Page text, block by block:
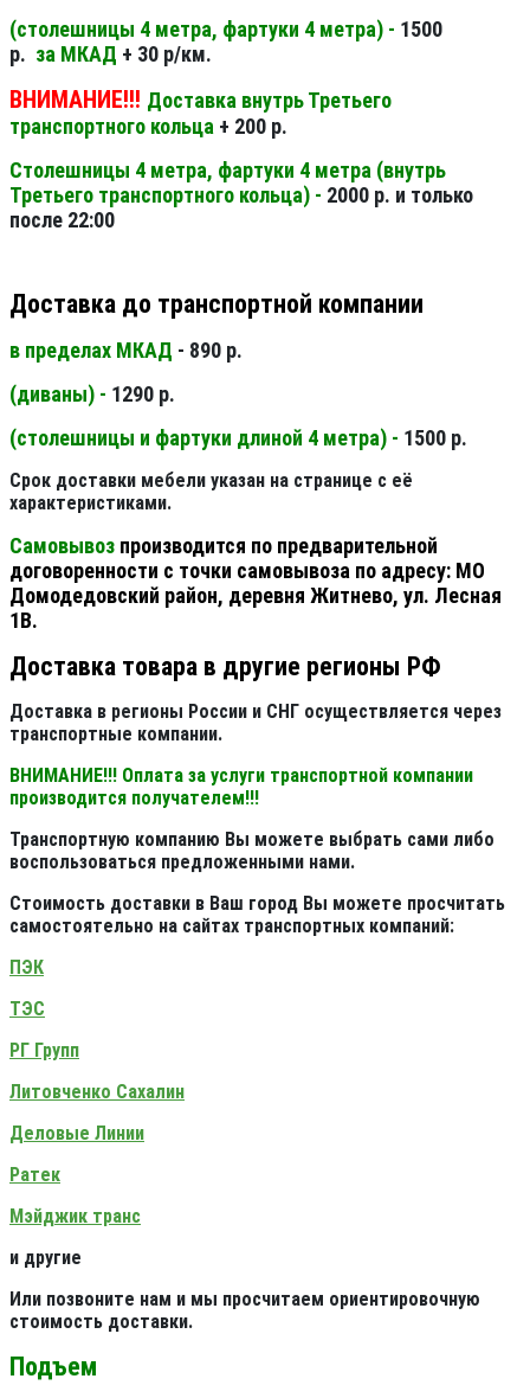
(столешницы 4 метра, фартуки 4 метра) - 1500
р. за МКАД + 30 р/км.
ВНИМАНИЕ!!! Доставка внутрь Третьего
транспортного кольца + 200 р.
Столешницы 4 метра, фартуки 4 метра (внутрь
Третьего транспортного кольца) - 2000 р. и только
после 22:00
Доставка до транспортной компании
в пределах МКАД - 890 р.
(диваны) - 1290 р.
(столешницы и фартуки длиной 4 метра) - 1500 р.
Срок доставки мебели указан на странице с её
характеристиками.
Самовывоз производится по предварительной
договоренности с точки самовывоза по адресу: МО
Домодедовский район, деревня Житнево, ул. Лесная
1В.
Доставка товара в другие регионы РФ
Доставка в регионы России и СНГ осуществляется через
транспортные компании.
ВНИМАНИЕ!!! Оплата за услуги транспортной компании
производится получателем!!!
Транспортную компанию Вы можете выбрать сами либо
воспользоваться предложенными нами.
Стоимость доставки в Ваш город Вы можете просчитать
самостоятельно на сайтах транспортных компаний:
ПЭК
ТЭС
РГ Групп
Литовченко Сахалин
Деловые Линии
Ратек
Мэйджик транс
и другие
Или позвоните нам и мы просчитаем ориентировочную
стоимость доставки.
Подъем